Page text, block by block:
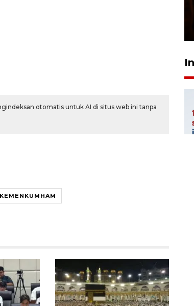
otomatis untuk AI di situs web ini tanpa